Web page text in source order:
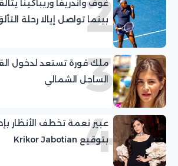
2
غوف وآندريفا وريباكينا
بينما تواصل إيالا رحلة
3
ملك قورة تستعد لدخول
الساحل الشمالي
4
عبير نعمة تخطف الأنظار
بتوقيع Krikor Jabotian